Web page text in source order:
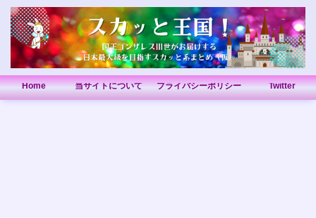
Home 当サイトについて プライバシーポリシー Twitter